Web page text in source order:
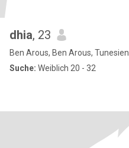
dhia, 23
Ben Arous, Ben Arous, Tunesien
Suche: Weiblich 20 - 32